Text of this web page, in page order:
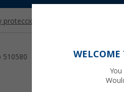
protección antirrobo
510580 WELCOME